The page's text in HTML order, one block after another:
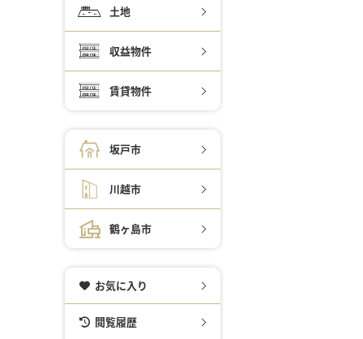
土地
収益物件
賃貸物件
坂戸市
川越市
鶴ヶ島市
お気に入り
閲覧履歴